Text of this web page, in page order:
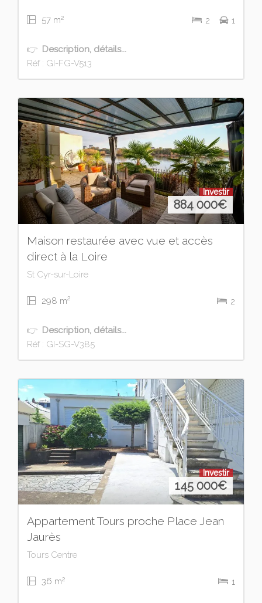
57 m2 2 1
👉 Description, détails...
Réf : GI-FG-V513
Investir
884 000€
Maison restaurée avec vue et accès
direct à la Loire
St Cyr-sur-Loire
298 m2 2
👉 Description, détails...
Réf : GI-SG-V385
Investir
145 000€
Appartement Tours proche Place Jean
Jaurès
Tours Centre
36 m2 1